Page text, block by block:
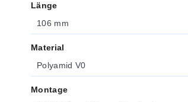
Länge
106 mm
Material
Polyamid V0
Montage